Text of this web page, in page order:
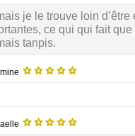
je le trouve loin d’être
ce qui qui fait
tanpis.